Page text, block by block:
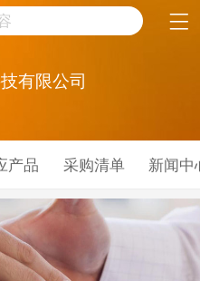
取消
有限公司
产品 采购清单 新闻中